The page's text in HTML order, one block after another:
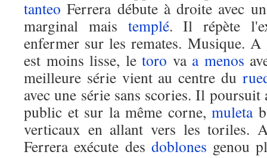
tanteo Ferrera débute à droite avec
marginal mais templé. Il répète
enfermer sur les remates. Musique. A
est moins lisse, letoro va a menos
meilleure série vient au centre du
avec une série sans scories. Il
public et sur la même corne, muleta
verticaux en allant vers les toriles.
Ferrera exécute des doblones genou